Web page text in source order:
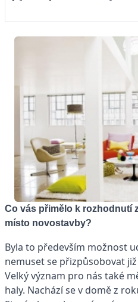
Co vás přimělo k rozhodnutí
místo novostavby?
Byla to především možnost
nemuset se přizpůsobovat
Velký význam pro nás také
haly. Nachází se v domě z